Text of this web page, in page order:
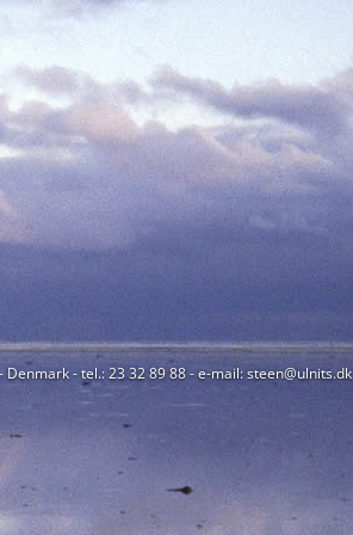
- tel.: 23 32 89 88 - e-mail: steen@ulnits.dk